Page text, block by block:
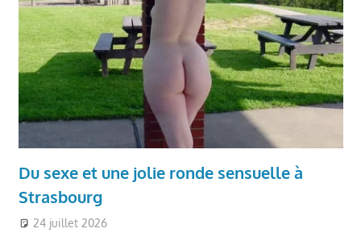
Du sexe et une jolie ronde sensuelle à
Strasbourg
24 juillet 2026